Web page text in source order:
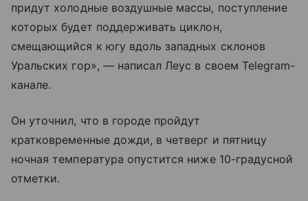
придут холодные воздушные массы, поступление
которых будет поддерживать циклон,
смещающийся к югу вдоль западных склонов
Уральских гор», — написал Леус в своем Telegram-
канале.
Он уточнил, что в городе пройдут
кратковременные дожди, в четверг и пятницу
ночная температура опустится ниже 10-градусной
отметки.